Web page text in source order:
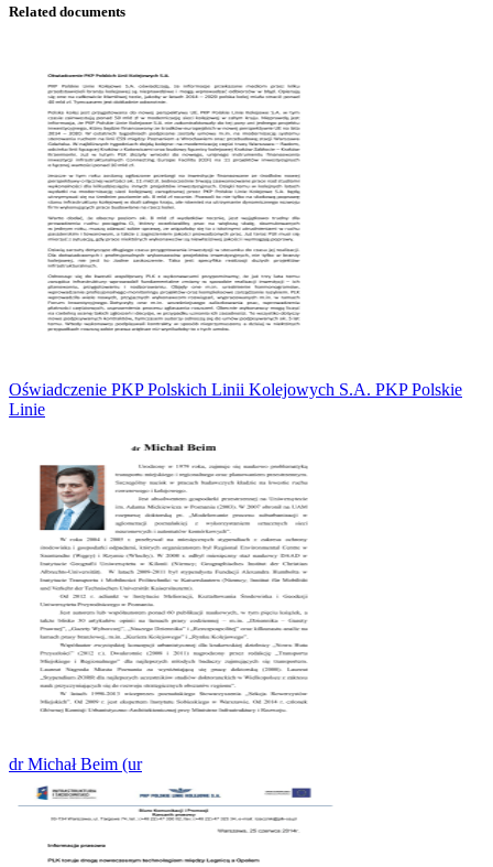
Related documents
Oświadczenie PKP Polskich Linii Kolejowych S.A. PKP Polskie
Linie
dr Michał Beim (ur